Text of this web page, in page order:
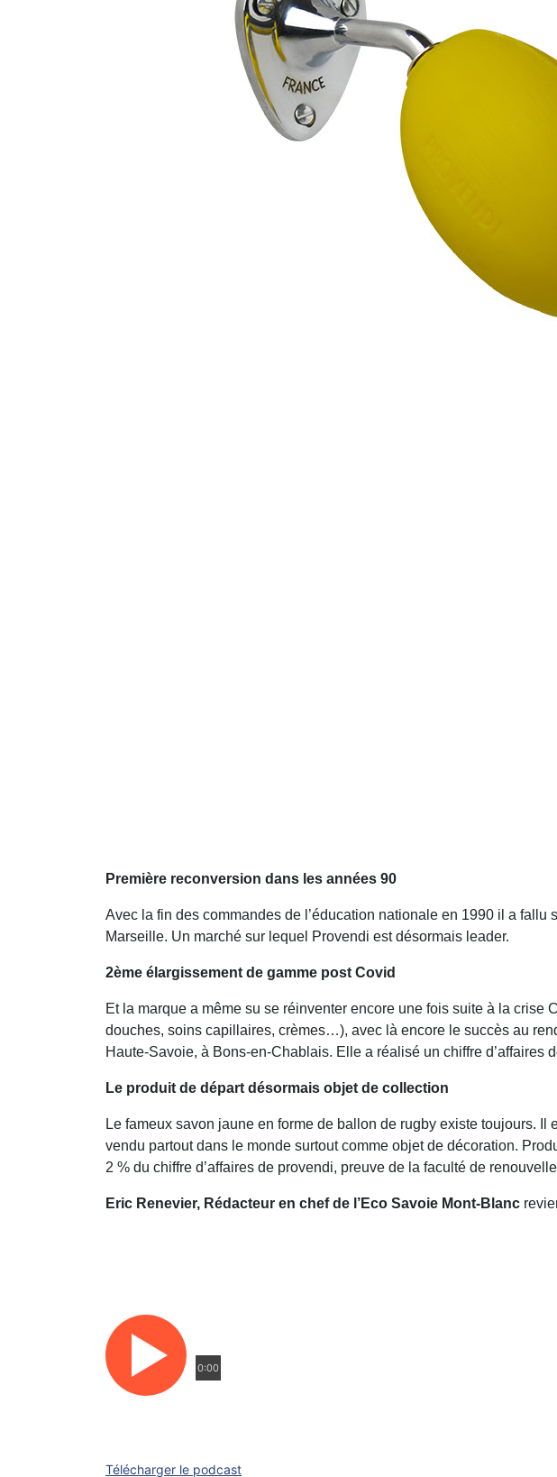
Première reconversion dans les années 90
Avec la fin des commandes de l’éducation nationale en 1990 il a
Marseille. Un marché sur lequel Provendi est désormais leader.
2ème élargissement de gamme post Covid
Et la marque a même su se réinventer encore une fois suite à la
douches, soins capillaires, crèmes…), avec là encore le succès au
Haute-Savoie, à Bons-en-Chablais. Elle a réalisé un chiffre d’affaires
Le produit de départ désormais objet de collection
Le fameux savon jaune en forme de ballon de rugby existe toujours.
vendu partout dans le monde surtout comme objet de décoration.
2 % du chiffre d’affaires de provendi, preuve de la faculté de
Eric Renevier, Rédacteur en chef de l’Eco Savoie Mont-Blanc
0:00
Télécharger le podcast